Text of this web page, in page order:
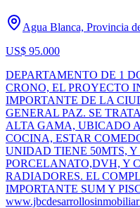
Agua Blanca, Provincia
US$ 95.000
DEPARTAMENTO DE 1
CRONO, EL PROYECTO
IMPORTANTE DE LA
GENERAL PAZ. SE
ALTA GAMA, UBICADO
COCINA, ESTAR
UNIDAD TIENE 50MTS, Y
PORCELANATO,DVH, Y
RADIADORES. EL
IMPORTANTE SUM Y